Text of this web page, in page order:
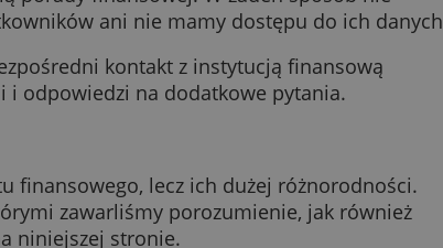
porad finansowych, lecz pomaga
właściwego rozwiązania. Udzielane
stanowią porady finansowej. W żaden
użytkowników ani nie mamy
bezpośredni kontakt z instytucją
i odpowiedzi na dodatkowe